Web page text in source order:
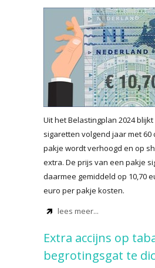
Uit het Belastingplan 2024
sigaretten volgend jaar met 60
pakje wordt verhoogd en op
extra. De prijs van een pakje
daarmee gemiddeld op 10,70
euro per pakje kosten.
lees meer...
Extra accijns op
begrotingsgat te